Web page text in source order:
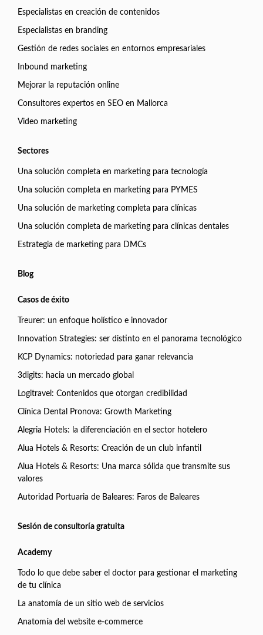
Especialistas en creación de contenidos
Especialistas en branding
Gestión de redes sociales en entornos empresariales
Inbound marketing
Mejorar la reputación online
Consultores expertos en SEO en Mallorca
Video marketing
Sectores
Una solución completa en marketing para tecnología
Una solución completa en marketing para PYMES
Una solución de marketing completa para clínicas
Una solución completa de marketing para clínicas dentales
Estrategia de marketing para DMCs
Blog
Casos de éxito
Treurer: un enfoque holístico e innovador
Innovation Strategies: ser distinto en el panorama tecnológico
KCP Dynamics: notoriedad para ganar relevancia
3digits: hacia un mercado global
Logitravel: Contenidos que otorgan credibilidad
Clínica Dental Pronova: Growth Marketing
Alegria Hotels: la diferenciación en el sector hotelero
Alua Hotels & Resorts: Creación de un club infantil
Alua Hotels & Resorts: Una marca sólida que transmite sus
valores
Autoridad Portuaria de Baleares: Faros de Baleares
Sesión de consultoría gratuita
Academy
Todo lo que debe saber el doctor para gestionar el marketing
de tu clínica
La anatomía de un sitio web de servicios
Anatomía del website e-commerce